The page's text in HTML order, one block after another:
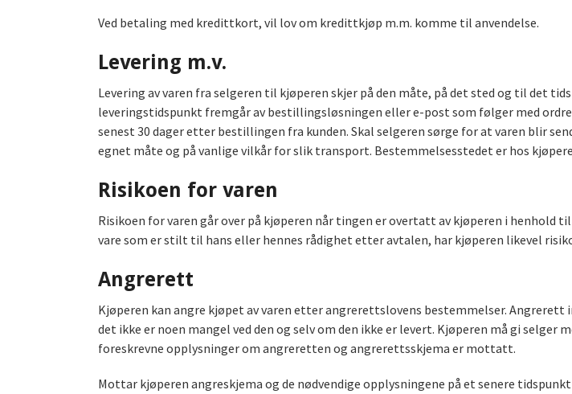
Ved betaling med kredittkort, vil lov om kredittkjøp m.m. komme til anvendelse.
Levering m.v.
Levering av varen fra selgeren til kjøperen skjer på den måte, på det sted og til det
leveringstidspunkt fremgår av bestillingsløsningen eller e-post som følger med
senest 30 dager etter bestillingen fra kunden. Skal selgeren sørge for at varen blir
egnet måte og på vanlige vilkår for slik transport. Bestemmelsesstedet er hos
Risikoen for varen
Risikoen for varen går over på kjøperen når tingen er overtatt av kjøperen i henhold
vare som er stilt til hans eller hennes rådighet etter avtalen, har kjøperen likevel
Angrerett
Kjøperen kan angre kjøpet av varen etter angrerettslovens bestemmelser.
det ikke er noen mangel ved den og selv om den ikke er levert. Kjøperen må gi
foreskrevne opplysninger om angreretten og angrerettsskjema er mottatt.
Mottar kjøperen angreskjema og de nødvendige opplysningene på et senere